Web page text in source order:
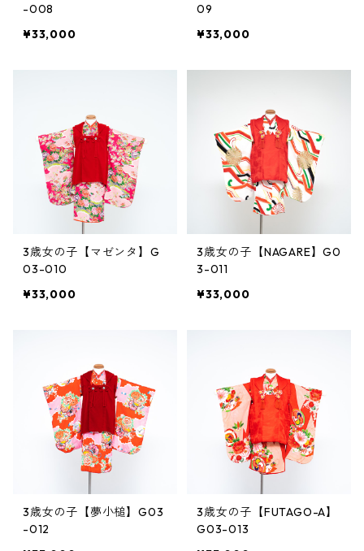
-008
¥33,000
09
¥33,000
3歳女の子【マゼンタ】G
03-010
¥33,000
3歳女の子【NAGARE】G0
3-011
¥33,000
3歳女の子【夢小槌】G03
-012
3歳女の子【FUTAGO-A】
G03-013